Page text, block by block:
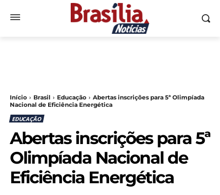
Início Brasil Educação
Abertas inscrições para 5ª Olimpíada
Nacional de Eficiência Energética
EDUCAÇÃO
Abertas inscrições para 5ª
Olimpíada Nacional de
Eficiência Energética